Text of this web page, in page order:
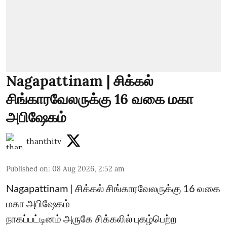
Nagapattinam | சிக்கல்
சிங்காரவேலருக்கு 16 வகை மகா
அபிஷேகம்
thanthitv
Published on: 08 Aug 2026, 2:52 am
Nagapattinam | சிக்கல் சிங்காரவேலருக்கு 16 வகை
மகா அபிஷேகம்
நாகப்பட்டினம் அருகே சிக்கலில் புகழ்பெற்ற